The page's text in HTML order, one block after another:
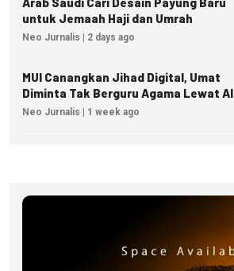
untuk Jemaah Haji dan Umrah
Neo Jurnalis | 2 days ago
MUI Canangkan Jihad Digital, Umat
Diminta Tak Berguru Agama Lewat AI
Neo Jurnalis | 1 week ago